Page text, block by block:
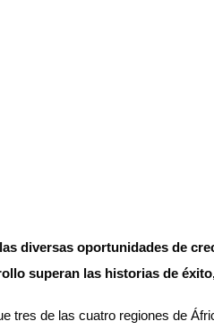
diversas oportunidades de
superan las historias de
tres de las cuatro regiones de